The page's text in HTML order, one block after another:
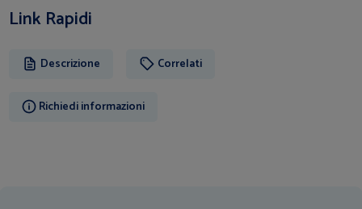
Link Rapidi
Descrizione Correlati
Richiedi informazioni